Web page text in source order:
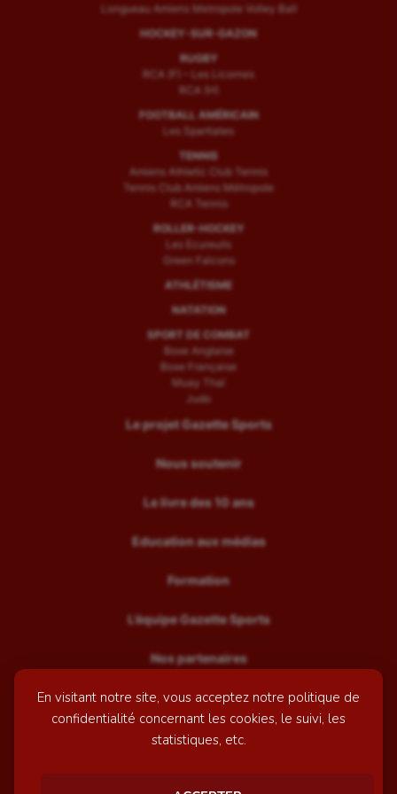
En visitant notre site, vous acceptez notre politique de
confidentialité concernant les cookies, le suivi, les
statistiques, etc.
Longueau Amiens Metropole Volley Ball
HOCKEY-SUR-GAZON
RUGBY
RCA (F) – Les Licornes
RCA (H)
FOOTBALL AMÉRICAIN
Les Spartiates
TENNIS
Amiens Athletic Club Tennis
Tennis Club Amiens Métropole
RCA Tennis
ROLLER-HOCKEY
Les Ecureuils
Green Falcons
ATHLÉTISME
NATATION
SPORT DE COMBAT
Boxe Anglaise
Boxe Française
Muay Thaï
Judo
Le projet Gazette Sports
Nous soutenir
Le livre des 10 ans
Education aux médias
Formation
L’équipe Gazette Sports
Nos partenaires
Recrutement
Mentions légales